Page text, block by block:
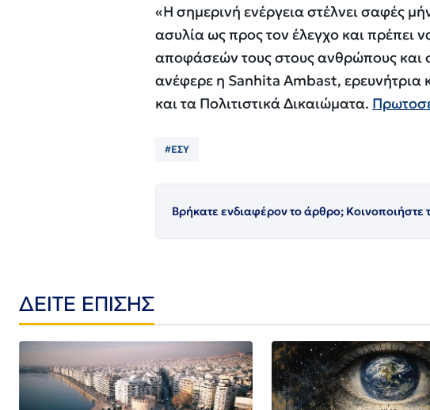
«Η σημερινή ενέργεια στέλνει σαφές
ασυλία ως προς τον έλεγχο και πρέπει
αποφάσεών τους στους ανθρώπους και
ανέφερε η Sanhita Ambast, ερευνήτρια
και τα Πολιτιστικά Δικαιώματα.
#ΕΣΥ
Βρήκατε ενδιαφέρον το άρθρο; Κοινοποιήστε
ΔΕΙΤΕ ΕΠΙΣΗΣ